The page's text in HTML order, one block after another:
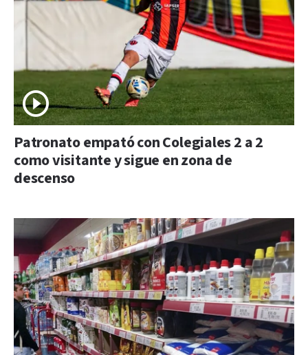
Patronato empató con Colegiales 2 a 2
como visitante y sigue en zona de
descenso